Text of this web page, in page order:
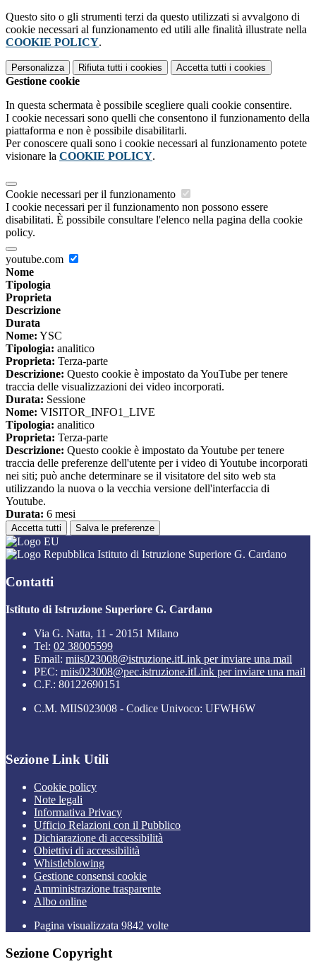
Questo sito o gli strumenti terzi da questo utilizzati si avvalgono di
cookie necessari al funzionamento ed utili alle finalità illustrate nella
COOKIE POLICY.
Personalizza Rifiuta tutti i cookies Accetta tutti i cookies
Gestione cookie
In questa schermata è possibile scegliere quali cookie consentire.
I cookie necessari sono quelli che consentono il funzionamento della
piattaforma e non è possibile disabilitarli.
Per conoscere quali sono i cookie necessari al funzionamento potete
visionare la COOKIE POLICY.
Cookie necessari per il funzionamento
I cookie necessari per il funzionamento non possono essere
disabilitati. È possibile consultare l'elenco nella pagina della cookie
policy.
youtube.com
Nome
Tipologia
Proprieta
Descrizione
Durata
Nome: YSC
Tipologia: analitico
Proprieta: Terza-parte
Descrizione: Questo cookie è impostato da YouTube per tenere
traccia delle visualizzazioni dei video incorporati.
Durata: Sessione
Nome: VISITOR_INFO1_LIVE
Tipologia: analitico
Proprieta: Terza-parte
Descrizione: Questo cookie è impostato da Youtube per tenere
traccia delle preferenze dell'utente per i video di Youtube incorporati
nei siti; può anche determinare se il visitatore del sito web sta
utilizzando la nuova o la vecchia versione dell'interfaccia di
Youtube.
Durata: 6 mesi
Accetta tutti Salva le preferenze
Istituto di Istruzione Superiore G. Cardano
Contatti
Istituto di Istruzione Superiore G. Cardano
Via G. Natta, 11 - 20151 Milano
Tel: 02 38005599
Email: miis023008@istruzione.itLink per inviare una mail
PEC: miis023008@pec.istruzione.itLink per inviare una mail
C.F.: 80122690151
C.M. MIIS023008 - Codice Univoco: UFWH6W
Sezione Link Utili
Cookie policy
Note legali
Informativa Privacy
Ufficio Relazioni con il Pubblico
Dichiarazione di accessibilità
Obiettivi di accessibilità
Whistleblowing
Gestione consensi cookie
Amministrazione trasparente
Albo online
Pagina visualizzata 9842 volte
Sezione Copyright